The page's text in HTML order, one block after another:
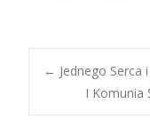
Post
← Jednego Serca
I Komunia